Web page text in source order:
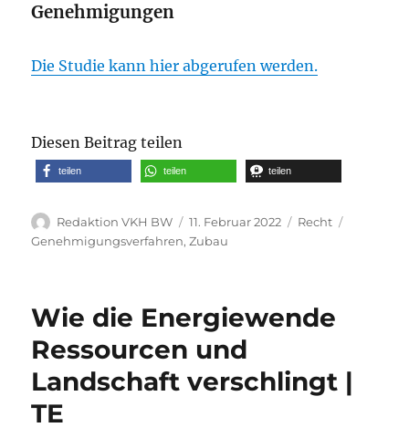
Genehmigungen
Die Studie kann hier abgerufen werden.
Diesen Beitrag teilen
teilen teilen teilen
Autor
Redaktion VKH BW
Veröffentlicht
am
11. Februar 2022 Kategorien
Recht
Genehmigungsverfahren,Zubau
Wie die Energiewende
Ressourcen und
Landschaft verschlingt |
TE